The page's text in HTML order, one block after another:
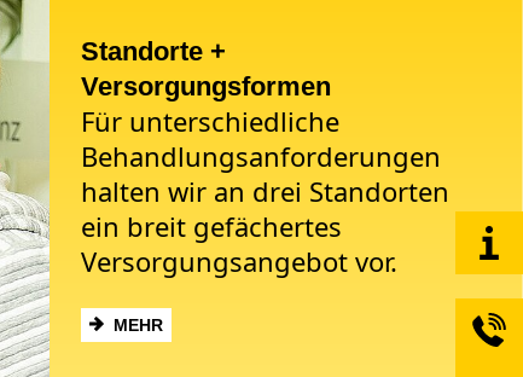
Standorte +
Versorgungsformen
Für unterschiedliche
Behandlungsanforderungen
halten wir an drei Standorten
ein breit gefächertes
Versorgungsangebot vor.
MEHR